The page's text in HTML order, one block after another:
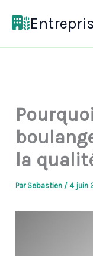
la
Par Sebastien /4 juin